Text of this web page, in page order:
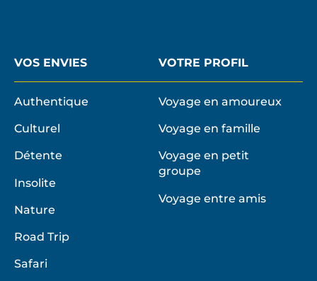
VOS ENVIES
Authentique
Culturel
Détente
Insolite
Nature
Road Trip
Safari
VOTRE PROFIL
Voyage en amoureux
Voyage en famille
Voyage en petit
groupe
Voyage entre amis